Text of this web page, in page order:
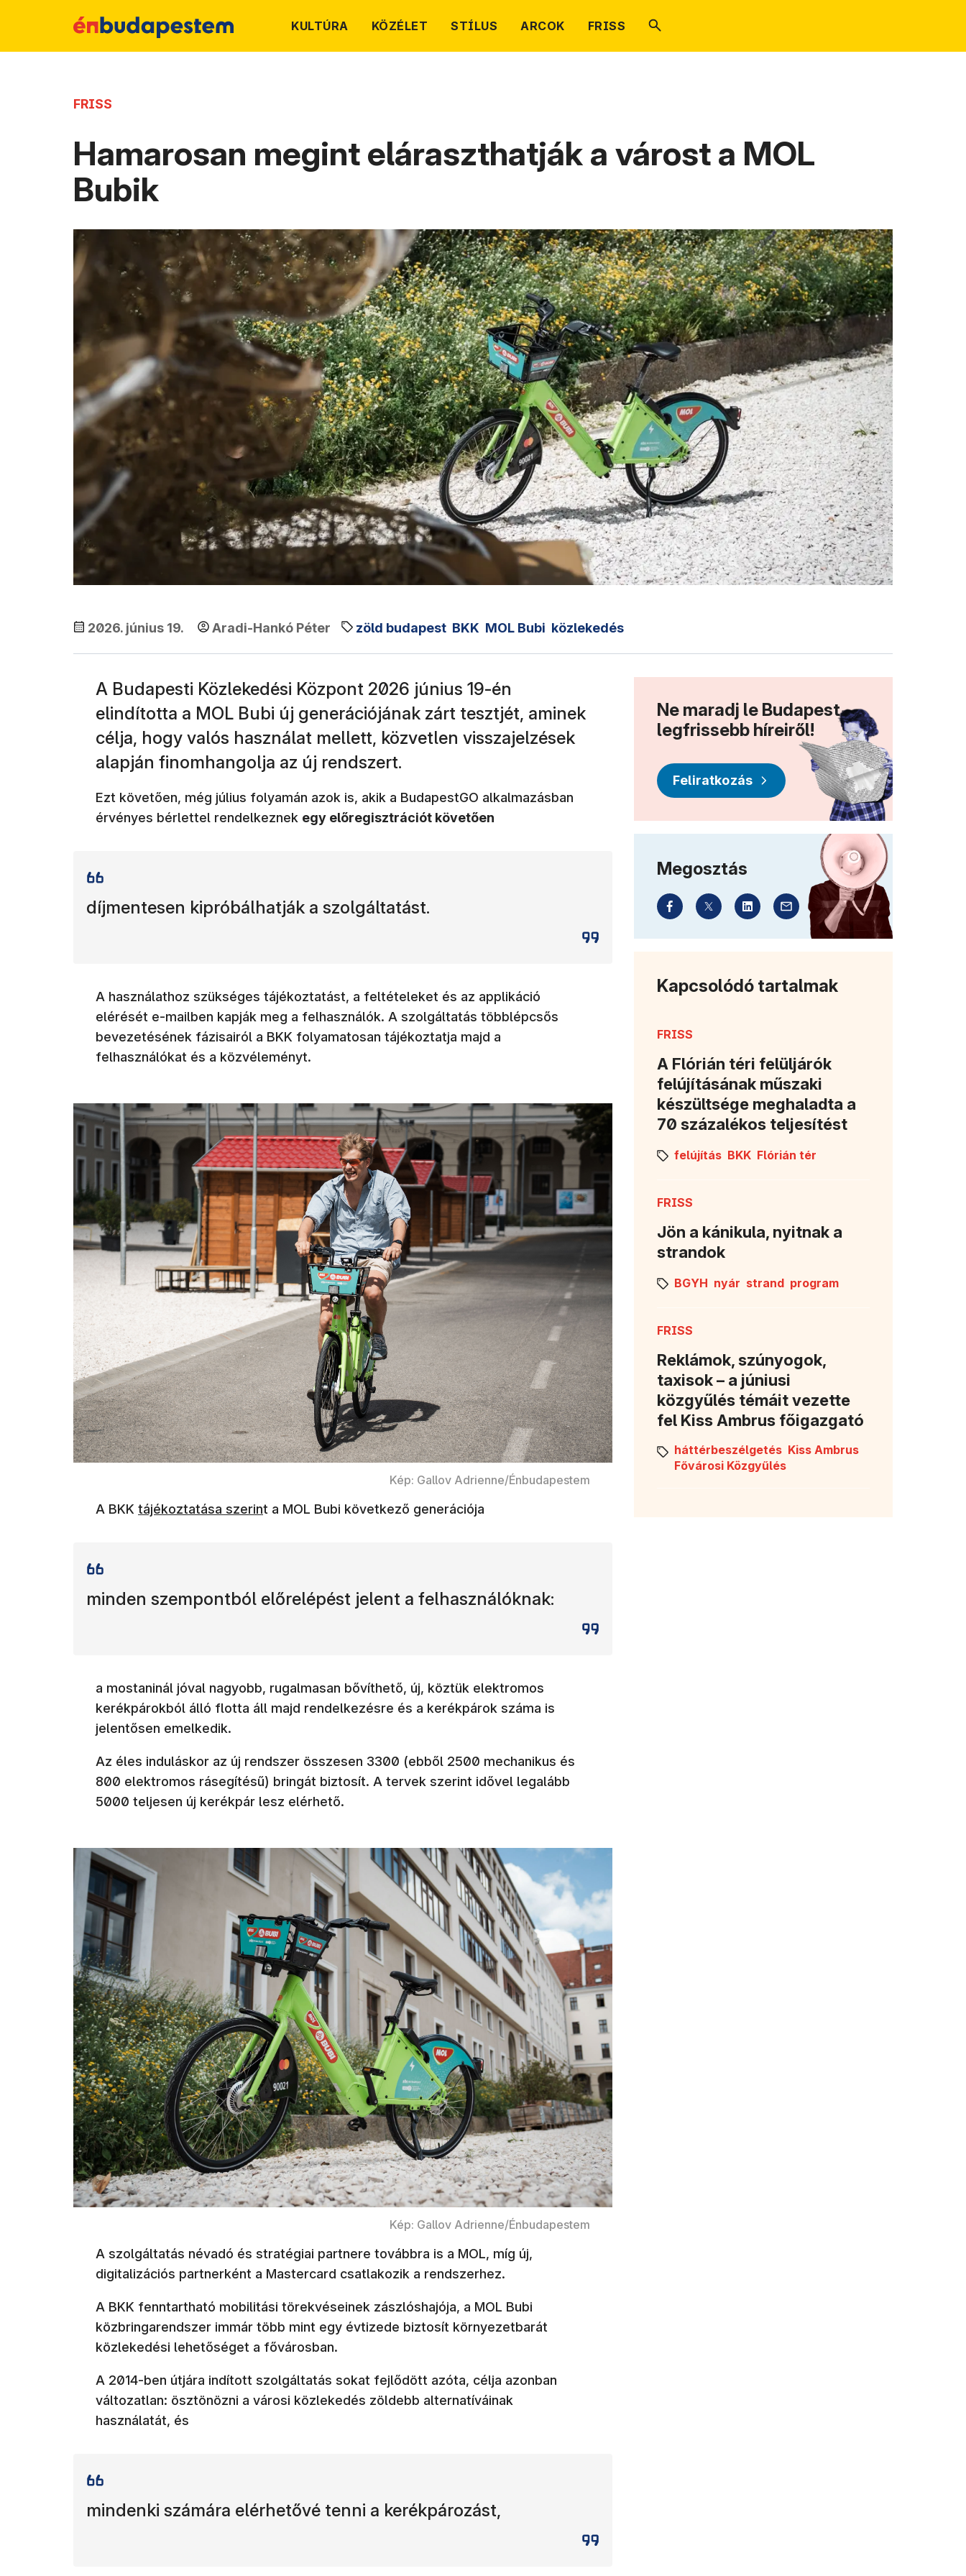
KULTÚRA KÖZÉLET STÍLUS ARCOK FRISS
FRISS
Hamarosan megint eláraszthatják a várost a MOL
Bubik
2026. június 19. Aradi-Hankó Péter zöld budapest BKK MOL Bubi közlekedés
A Budapesti Közlekedési Központ 2026 június 19-én
elindította a MOL Bubi új generációjának zárt tesztjét, aminek
célja, hogy valós használat mellett, közvetlen visszajelzések
alapján finomhangolja az új rendszert.
Ezt követően, még július folyamán azok is, akik a BudapestGO alkalmazásban
érvényes bérlettel rendelkeznek egy előregisztrációt követően
díjmentesen kipróbálhatják a szolgáltatást.
A használathoz szükséges tájékoztatást, a feltételeket és az applikáció
elérését e-mailben kapják meg a felhasználók. A szolgáltatás többlépcsős
bevezetésének fázisairól a BKK folyamatosan tájékoztatja majd a
felhasználókat és a közvéleményt.
Kép: Gallov Adrienne/Énbudapestem
A BKK tájékoztatása szerint a MOL Bubi következő generációja
minden szempontból előrelépést jelent a felhasználóknak:
a mostaninál jóval nagyobb, rugalmasan bővíthető, új, köztük elektromos
kerékpárokból álló flotta áll majd rendelkezésre és a kerékpárok száma is
jelentősen emelkedik.
Az éles induláskor az új rendszer összesen 3300 (ebből 2500 mechanikus és
800 elektromos rásegítésű) bringát biztosít. A tervek szerint idővel legalább
5000 teljesen új kerékpár lesz elérhető.
Kép: Gallov Adrienne/Énbudapestem
A szolgáltatás névadó és stratégiai partnere továbbra is a MOL, míg új,
digitalizációs partnerként a Mastercard csatlakozik a rendszerhez.
A BKK fenntartható mobilitási törekvéseinek zászlóshajója, a MOL Bubi
közbringarendszer immár több mint egy évtizede biztosít környezetbarát
közlekedési lehetőséget a fővárosban.
A 2014-ben útjára indított szolgáltatás sokat fejlődött azóta, célja azonban
változatlan: ösztönözni a városi közlekedés zöldebb alternatíváinak
használatát, és
mindenki számára elérhetővé tenni a kerékpározást,
Ne maradj le Budapest
legfrissebb híreiről!
Feliratkozás
Megosztás
Kapcsolódó tartalmak
FRISS
A Flórián téri felüljárók
felújításának műszaki
készültsége meghaladta a
70 százalékos teljesítést
felújítás BKK Flórián tér
FRISS
Jön a kánikula, nyitnak a
strandok
BGYH nyár strand program
FRISS
Reklámok, szúnyogok,
taxisok – a júniusi
közgyűlés témáit vezette
fel Kiss Ambrus főigazgató
háttérbeszélgetés Kiss Ambrus
Fővárosi Közgyűlés